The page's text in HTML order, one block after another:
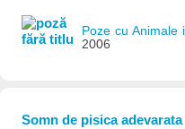
Poze cu Animale
2006
Somn de pisica adevarata